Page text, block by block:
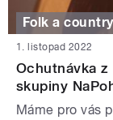
Folk a country
1. listopad 2022
Ochutnávka
skupiny
Máme pro vás